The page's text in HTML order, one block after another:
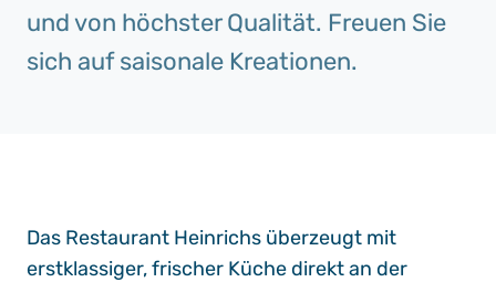
und von höchster Qualität. Freuen Sie
sich auf saisonale Kreationen.
Das Restaurant Heinrichs überzeugt mit
erstklassiger, frischer Küche direkt an der